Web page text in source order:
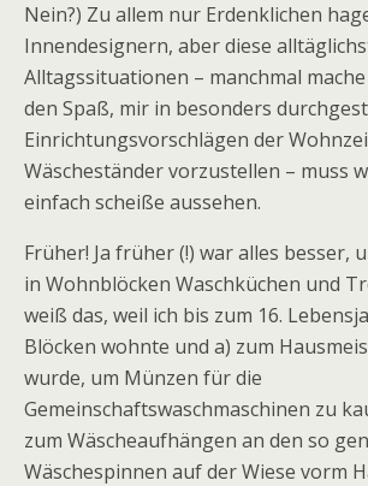
Nein?) Zu allem nur Erdenklichen
Innendesignern, aber diese
Alltagssituationen – manchmal
den Spaß, mir in besonders
Einrichtungsvorschlägen der
Wäscheständer vorzustellen – muss
einfach scheiße aussehen.
Früher! Ja früher (!) war alles besser,
in Wohnblöcken Waschküchen und
weiß das, weil ich bis zum 16.
Blöcken wohnte und a) zum
wurde, um Münzen für die
Gemeinschaftswaschmaschinen zu
zum Wäscheaufhängen an den so
Wäschespinnen auf der Wiese vorm